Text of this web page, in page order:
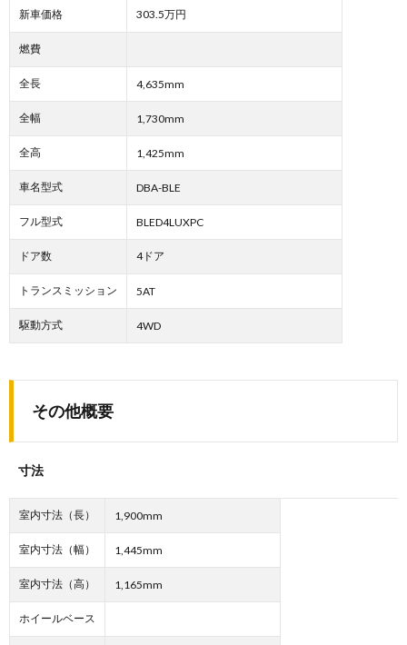
新車価格 303.5万円
燃費
全長 4,635mm
全幅 1,730mm
全高 1,425mm
車名型式 DBA-BLE
フル型式 BLED4LUXPC
ドア数 4ドア
トランスミッション 5AT
駆動方式 4WD
その他概要
寸法
室内寸法（長） 1,900mm
室内寸法（幅） 1,445mm
室内寸法（高） 1,165mm
ホイールベース